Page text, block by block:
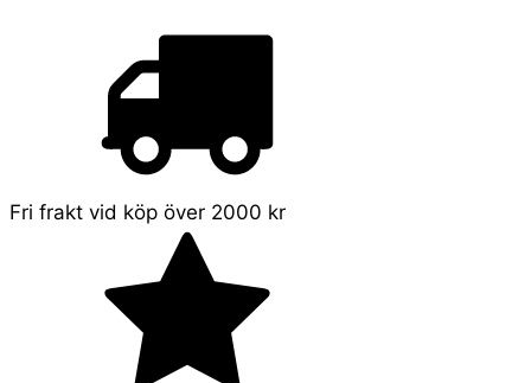
Fri frakt vid köp över 2000 kr